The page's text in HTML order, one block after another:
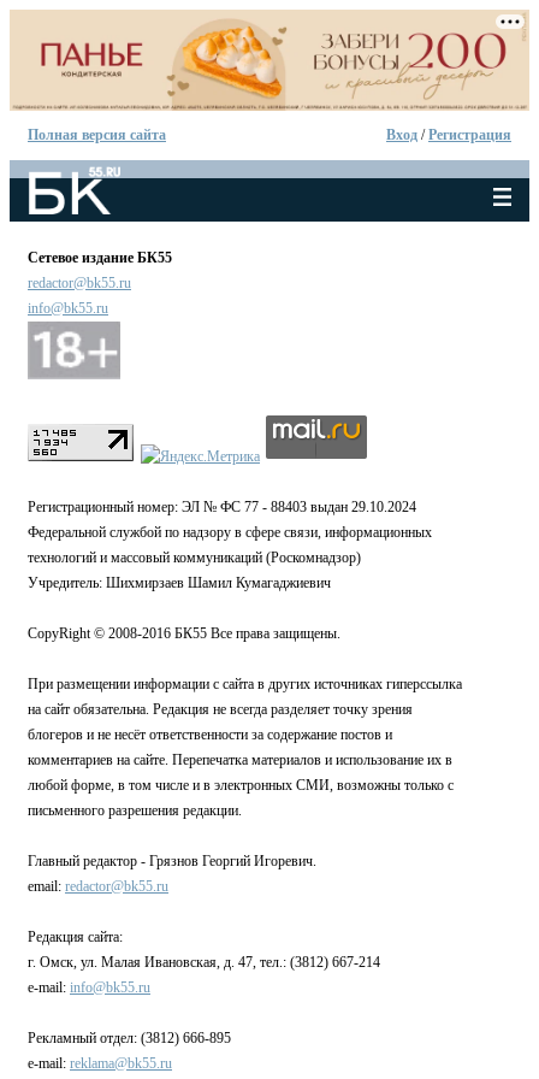
Полная версия сайта Вход /Регистрация
Сетевое издание БК55
redactor@bk55.ru
info@bk55.ru
Регистрационный номер: ЭЛ № ФС 77 - 88403 выдан 29.10.2024
Федеральной службой по надзору в сфере связи, информационных
технологий и массовый коммуникаций (Роскомнадзор)
Учредитель: Шихмирзаев Шамил Кумагаджиевич
CopyRight © 2008-2016 БК55 Все права защищены.
При размещении информации с сайта в других источниках гиперссылка
на сайт обязательна. Редакция не всегда разделяет точку зрения
блогеров и не несёт ответственности за содержание постов и
комментариев на сайте. Перепечатка материалов и использование их в
любой форме, в том числе и в электронных СМИ, возможны только с
письменного разрешения редакции.
Главный редактор - Грязнов Георгий Игоревич.
email: redactor@bk55.ru
Редакция сайта:
г. Омск, ул. Малая Ивановская, д. 47, тел.: (3812) 667-214
e-mail: info@bk55.ru
Рекламный отдел: (3812) 666-895
e-mail: reklama@bk55.ru